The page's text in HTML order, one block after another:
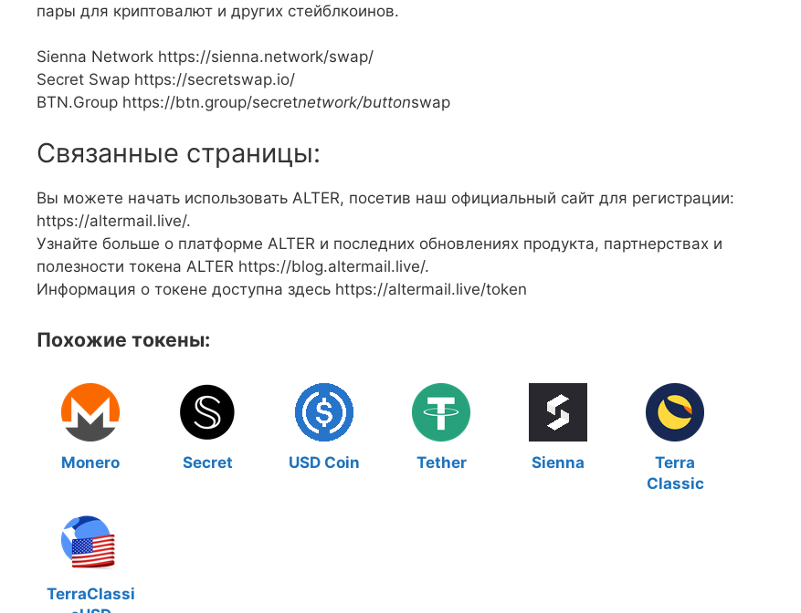
пары для криптовалют и других стейблкоинов.
Sienna Network https://sienna.network/swap/
Secret Swap https://secretswap.io/
BTN.Group https://btn.group/secretnetwork/buttonswap
Связанные страницы:
Вы можете начать использовать ALTER, посетив наш официальный сайт для регистрации:
https://altermail.live/.
Узнайте больше о платформе ALTER и последних обновлениях продукта, партнерствах и
полезности токена ALTER https://blog.altermail.live/.
Информация о токене доступна здесь https://altermail.live/token
Похожие токены:
Monero Secret USD Coin Tether Sienna
Terra
Classic
TerraClassi